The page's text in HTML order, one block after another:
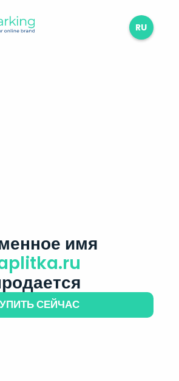
RU
имя
СЕЙЧАС